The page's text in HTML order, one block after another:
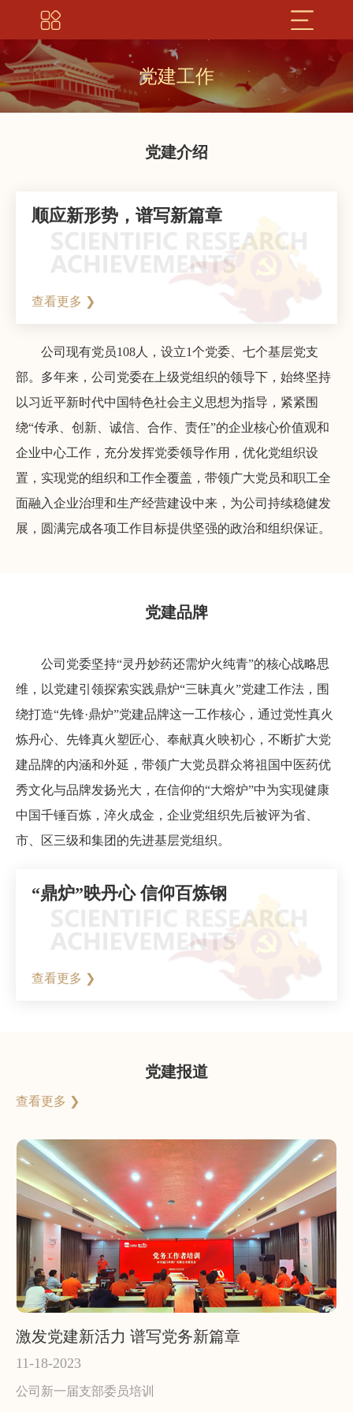
党建工作
党建介绍
顺应新形势，谱写新篇章
查看更多 ❯
公司现有党员108人，设立1个党委、七个基层党支
部。多年来，公司党委在上级党组织的领导下，始终坚持
以习近平新时代中国特色社会主义思想为指导，紧紧围
绕“传承、创新、诚信、合作、责任”的企业核心价值观和
企业中心工作，充分发挥党委领导作用，优化党组织设
置，实现党的组织和工作全覆盖，带领广大党员和职工全
面融入企业治理和生产经营建设中来，为公司持续稳健发
展，圆满完成各项工作目标提供坚强的政治和组织保证。
党建品牌
公司党委坚持“灵丹妙药还需炉火纯青”的核心战略思
维，以党建引领探索实践鼎炉“三昧真火”党建工作法，围
绕打造“先锋·鼎炉”党建品牌这一工作核心，通过党性真火
炼丹心、先锋真火塑匠心、奉献真火映初心，不断扩大党
建品牌的内涵和外延，带领广大党员群众将祖国中医药优
秀文化与品牌发扬光大，在信仰的“大熔炉”中为实现健康
中国千锤百炼，淬火成金，企业党组织先后被评为省、
市、区三级和集团的先进基层党组织。
“鼎炉”映丹心 信仰百炼钢
查看更多 ❯
党建报道
查看更多 ❯
激发党建新活力 谱写党务新篇章
11-18-2023
公司新一届支部委员培训